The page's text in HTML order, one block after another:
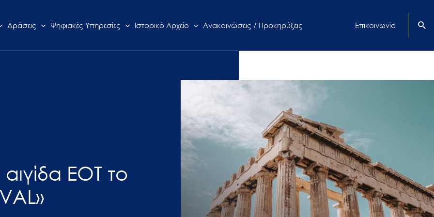
Δράσεις Ψηφιακές Υπηρεσίες Ιστορικό Αρχείο Ανακοινώσεις / Προκηρύξεις Επικοινωνία
ΕΟΤ το